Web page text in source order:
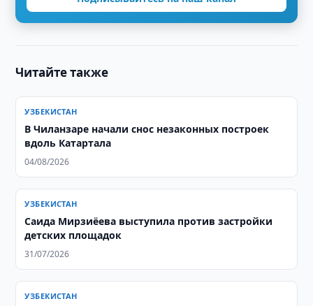
Читайте также
УЗБЕКИСТАН
В Чиланзаре начали снос незаконных построек
вдоль Катартала
04/08/2026
УЗБЕКИСТАН
Саида Мирзиёева выступила против застройки
детских площадок
31/07/2026
УЗБЕКИСТАН